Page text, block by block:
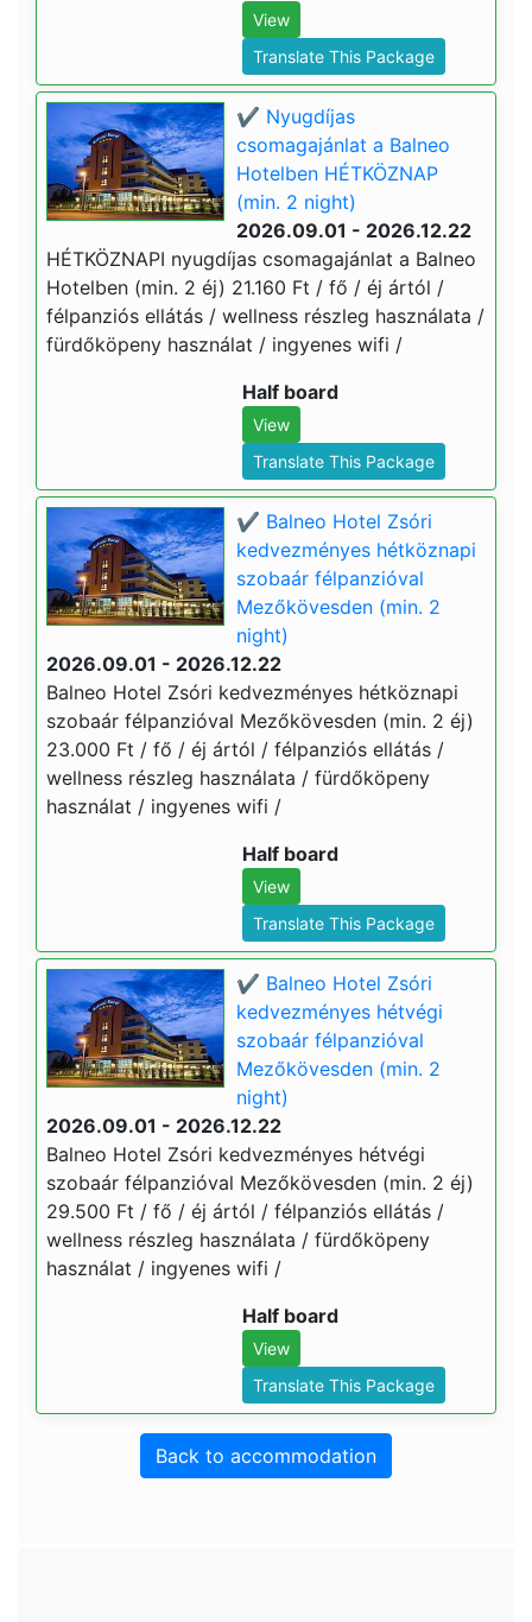
View
Translate This Package
✔️ Nyugdíjas
csomagajánlat a Balneo
Hotelben HÉTKÖZNAP
(min. 2 night)
2026.09.01 - 2026.12.22
HÉTKÖZNAPI nyugdíjas csomagajánlat a Balneo
Hotelben (min. 2 éj) 21.160 Ft / fő / éj ártól /
félpanziós ellátás / wellness részleg használata /
fürdőköpeny használat / ingyenes wifi /
Half board
View
Translate This Package
✔️ Balneo Hotel Zsóri
kedvezményes hétköznapi
szobaár félpanzióval
Mezőkövesden (min. 2
night)
2026.09.01 - 2026.12.22
Balneo Hotel Zsóri kedvezményes hétköznapi
szobaár félpanzióval Mezőkövesden (min. 2 éj)
23.000 Ft / fő / éj ártól / félpanziós ellátás /
wellness részleg használata / fürdőköpeny
használat / ingyenes wifi /
Half board
View
Translate This Package
✔️ Balneo Hotel Zsóri
kedvezményes hétvégi
szobaár félpanzióval
Mezőkövesden (min. 2
night)
2026.09.01 - 2026.12.22
Balneo Hotel Zsóri kedvezményes hétvégi
szobaár félpanzióval Mezőkövesden (min. 2 éj)
29.500 Ft / fő / éj ártól / félpanziós ellátás /
wellness részleg használata / fürdőköpeny
használat / ingyenes wifi /
Half board
View
Translate This Package
Back to accommodation